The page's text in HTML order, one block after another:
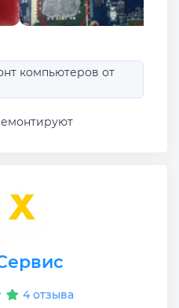
компьютеров от
4 отзыва